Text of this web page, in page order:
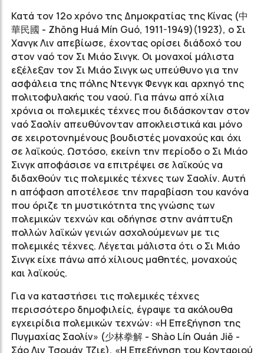
Κατά τον 12ο χρόνο της Δημοκρατίας της Κίνας (中
華民國 - Zhōng Huá Mín Guó, 1911-1949)(1923), ο Σι
Χανγκ Λιν απεβίωσε, έχοντας ορίσει διάδοχό του
στον ναό τον Σι Μιάο Σινγκ. Οι μοναχοί μάλιστα
εξέλεξαν τον Σι Μιάο Σινγκ ως υπεύθυνο για την
ασφάλεια της πόλης Ντενγκ Φενγκ και αρχηγό της
πολιτοφυλακής του ναού. Για πάνω από χίλια
χρόνια οι πολεμικές τέχνες που διδάσκονταν στον
ναό Σαολίν απευθύνονταν αποκλειστικά και μόνο
σε χειροτονημένους βουδιστές μοναχούς και όχι
σε λαϊκούς. Ωστόσο, εκείνη την περίοδο ο Σι Μιάο
Σινγκ αποφάσισε να επιτρέψει σε λαϊκούς να
διδαχθούν τις πολεμικές τέχνες των Σαολίν. Αυτή
η απόφαση αποτέλεσε την παραβίαση του κανόνα
που όριζε τη μυστικότητα της γνώσης των
πολεμικών τεχνών και οδήγησε στην ανάπτυξη
πολλών λαϊκών γενιών ασχολούμενων με τις
πολεμικές τέχνες. Λέγεται μάλιστα ότι ο Σι Μιάο
Σινγκ είχε πάνω από χίλιους μαθητές, μοναχούς
και λαϊκούς.
Για να καταστήσει τις πολεμικές τέχνες
περισσότερο δημοφιλείς, έγραψε τα ακόλουθα
εγχειρίδια πολεμικών τεχνών: «Η Επεξήγηση της
Πυγμαχίας Σαολίν» (少林拳解 - Shào Lín Quán Jiě -
Σάο Λιν Τσουάν Τζιε), «Η Επεξήγηση του Κονταριού